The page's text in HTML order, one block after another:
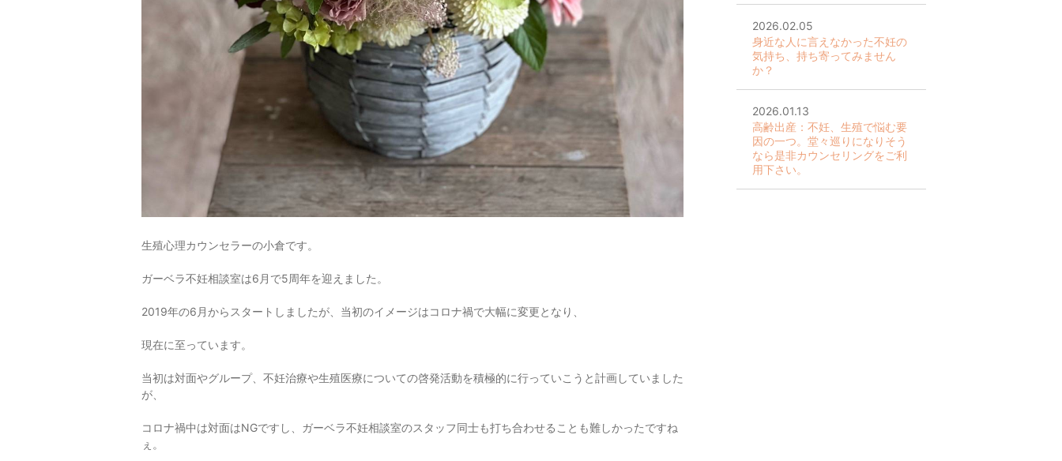
生殖心理カウンセラーの小倉です。
ガーベラ不妊相談室は6月で5周年を迎えました。
2019年の6月からスタートしましたが、当初のイメージはコロナ禍で大幅に変更となり、
現在に至っています。
当初は対面やグループ、不妊治療や生殖医療についての啓発活動を積極的に行っていこうと計画していました
が、
コロナ禍中は対面はNGですし、ガーベラ不妊相談室のスタッフ同士も打ち合わせることも難しかったですね
ぇ。
2026.02.05
身近な人に言えなかった不妊の
気持ち、持ち寄ってみません
か？
2026.01.13
高齢出産：不妊、生殖で悩む要
因の一つ。堂々巡りになりそう
なら是非カウンセリングをご利
用下さい。